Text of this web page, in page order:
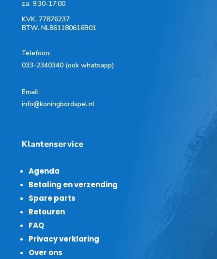
za: 9:30-17:00
KVK. 77876237
BTW. NL861180616B01
Telefoon:
033-2340340 (ook whatsapp)
Email:
info@koningbordspel.nl
Klantenservice
Agenda
Betaling en verzending
Spare parts
Retouren
FAQ
Privacy verklaring
Over ons